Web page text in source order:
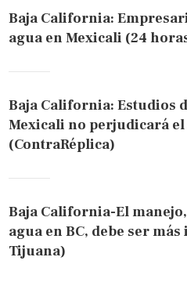
Baja California:
agua en Mexicali (24
Baja California: Estudios
Mexicali no perjudicará el
(ContraRéplica)
Baja California-El
agua en BC, debe ser
Tijuana)